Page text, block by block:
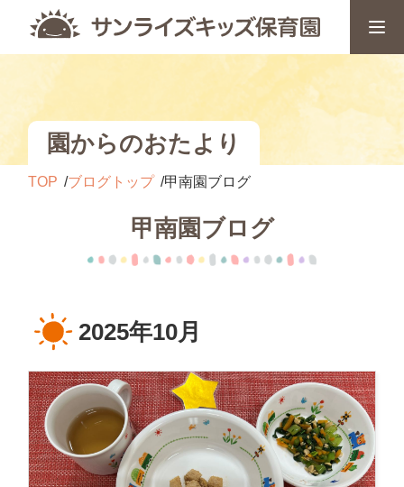
園からのおたより
TOP ブログトップ 甲南園ブログ
甲南園ブログ
2025年10月